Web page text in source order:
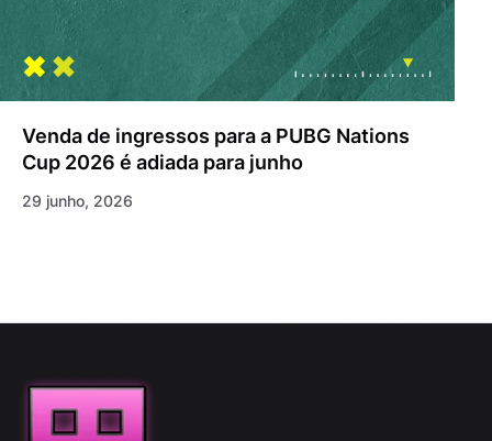
Venda de ingressos para a PUBG Nations
Cup 2026 é adiada para junho
29 junho, 2026